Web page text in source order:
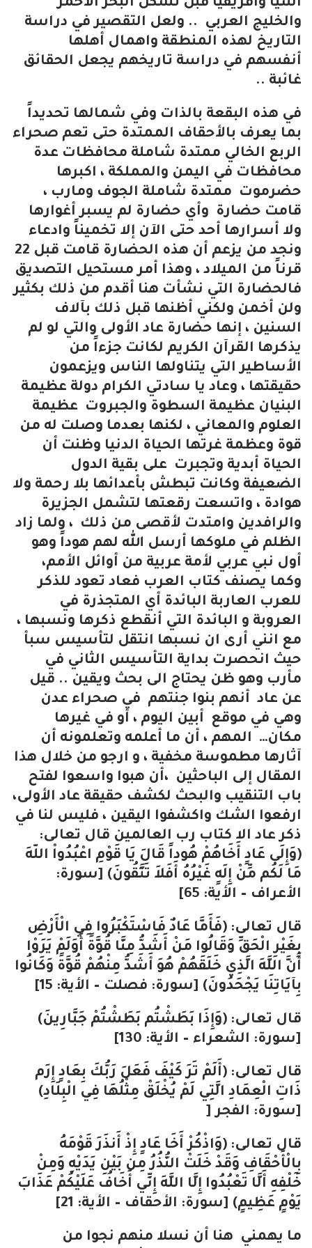
اسيا وافريقيا قبل تشكل البحر الأحمر
والخليج العربي .. ولعل التقصير في دراسة
التاريخ لهذه المنطقة واهمال أهلها
أنفسهم في دراسة تاريخهم يجعل الحقائق
غائبة ..
في هذه البقعة بالذات وفي شمالها تحديداً
بما يعرف بالأحقاف الممتدة حتى تعم صحراء
الربع الخالي ممتدة شاملة محافظات عدة
محافظات في اليمن والمملكة ، اكبرها
حضرموت ممتدة شاملة الجوف ومارب ،
قامت حضارة وأي حضارة لم يسبر أغوارها
ولا أسرارها أحد حتى الآن إلا تخميناً وادعاء
ونجد من يزعم أن هذه الحضارة قامت قبل 22
قرناً من الميلاد ، وهذا أمر مستحيل التصديق
فالحضارة التي نشأت هنا أقدم من ذلك بكثير
ولن أخمن ولكني أظنها قبل ذلك بآلاف
السنين ، إنها حضارة عاد الأولى والتي لو لم
يذكرها القرآن الكريم لكانت جزءاً من
الأساطير التي يتناولها الناس ويزعمون
حقيقتها ، وعاد يا سادتي الكرام دولة عظيمة
البنيان عظيمة السطوة والجبروت عظيمة
العلوم والمعاني ، لكنها بعدما وصلت له من
قوة وعظمة غرتها الحياة الدنيا وظنت أن
الحياة أبدية وتجبرت على بقية الدول
الضعيفة وكانت تبطش بأعدائها بلا رحمة ولا
هوادة ، واتسعت رقعتها لتشمل الجزيرة
والرافدين وامتدت لأقصى من ذلك ، ولما زاد
الظلم في ملوكها أرسل الله لهم هوداً وهو
أول نبي عربي لأمة عربية من أوائل الأمم،
وكما يصنف كتاب العرب فعاد تعود للذكر
للعرب العاربة البائدة أي المتجذرة في
العروبة و البائدة التي أنقطع ذكرها ونسبها ،
مع انني أرى ان نسبها انتقل لتأسيس سبأ
حيث انحصرت بداية التأسيس الثاني في
مأرب وهو ظن يحتاج الى بحث ويقين .. قيل
عن عاد أنهم بنوا جنتهم في صحراء عدن
وهي في موقع أبين اليوم ، أو في غيرها
مكان… المهم ، أن ما أعلمه وتعلمونه أن
آثارها مطموسة مخفية ، و ارجو من خلال هذا
المقال إلى الباحثين ،أن هبوا واسعوا لفتح
باب التنقيب والبحث لكشف حقيقة عاد الأولى،
ارفعوا الشك واكشفوا اليقين ، فليس لنا في
ذكر عاد الا كتاب رب العالمين قال تعالى:
(وَإِلَى عَادٍ أَخَاهُمْ هُوداً قَالَ يَا قَوْمِ اعْبُدُواْ اللّهَ
مَا لَكُم مِّنْ إِلَهٍ غَيْرُهُ أَفَلاَ تَتَّقُونَ) [سورة:
الأعراف – الأية: 65]
قال تعالى: (فَأَمَّا عَادٌ فَاسْتَكْبَرُوا فِي الْأَرْضِ
بِغَيْرِ الْحَقِّ وَقَالُوا مَنْ أَشَدُّ مِنَّا قُوَّةً أَوَلَمْ يَرَوْا
أَنَّ اللَّهَ الَّذِي خَلَقَهُمْ هُوَ أَشَدُّ مِنْهُمْ قُوَّةً وَكَانُوا
بِآيَاتِنَا يَجْحَدُونَ) [سورة: فصلت – الأية: 15]
قال تعالى: (وَإِذَا بَطَشْتُم بَطَشْتُمْ جَبَّارِينَ)
[سورة: الشعراء – الأية: 130]
قال تعالى: (أَلَمْ تَرَ كَيْفَ فَعَلَ رَبُّكَ بِعَادٍ إِرَم
ذَاتِ الْعِمَادِ الَّتِي لَمْ يُخْلَقْ مِثْلُهَا فِي الْبِلَادِ)
[سورة: الفجر [
قال تعالى: (وَاذْكُرْ أَخَا عَادٍ إِذْ أَنذَرَ قَوْمَهُ
بِالْأَحْقَافِ وَقَدْ خَلَتْ النُّذُرُ مِن بَيْنِ يَدَيْهِ وَمِنْ
خَلْفِهِ أَلَّا تَعْبُدُوا إِلَّا اللَّهَ إِنِّي أَخَافُ عَلَيْكُمْ عَذَابَ
يَوْمٍ عَظِيمٍ) [سورة: الأحقاف – الأية: 21]
ما يهمني هنا أن نسلا منهم نجوا من